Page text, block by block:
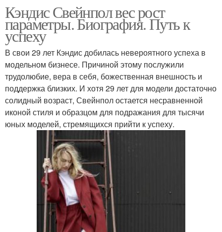
Кэндис Свейнпол вес рост
параметры. Биография. Путь к
успеху
В свои 29 лет Кэндис добилась невероятного успеха в
модельном бизнесе. Причиной этому послужили
трудолюбие, вера в себя, божественная внешность и
поддержка близких. И хотя 29 лет для модели достаточно
солидный возраст, Свейнпол остается несравненной
иконой стиля и образцом для подражания для тысячи
юных моделей, стремящихся прийти к успеху.